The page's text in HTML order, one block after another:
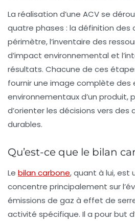
La réalisation d’une ACV se
quatre phases : la définition des
périmètre, l’inventaire des
d’impact environnemental et
résultats. Chacune de ces
fournir une image complète des
environnementaux d’un produit,
d’orienter les décisions vers des
durables.
Qu’est-ce que le bilan
Le bilan carbone, quant à lui, est
concentre principalement sur
émissions de gaz à effet de
activité spécifique. Il a pour but